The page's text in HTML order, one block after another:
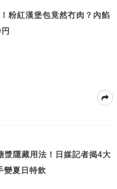
粉紅漢堡包竟然冇肉？內餡
隱藏用法！日媒記者揭4大
變夏日特飲